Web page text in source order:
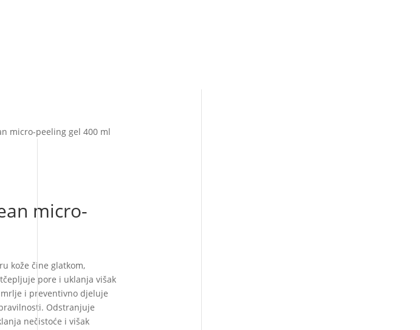
micro-peeling gel 400 ml
micro-
kože čine glatkom,
pore i uklanja višak
i preventivno djeluje
Odstranjuje
nečistoće i višak